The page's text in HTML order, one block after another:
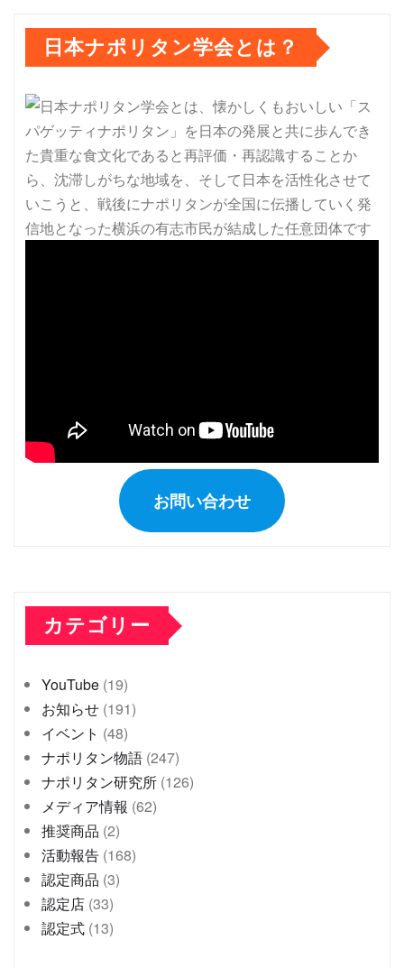
日本ナポリタン学会とは？
お問い合わせ
カテゴリー
YouTube (19)
お知らせ (191)
イベント (48)
ナポリタン物語 (247)
ナポリタン研究所 (126)
メディア情報 (62)
推奨商品 (2)
活動報告 (168)
認定商品 (3)
認定店 (33)
認定式 (13)